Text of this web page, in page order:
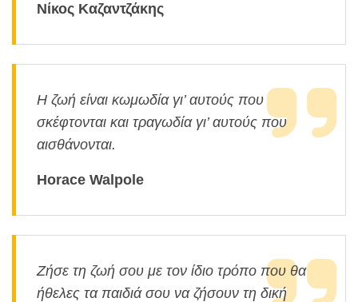
Νίκος Καζαντζάκης
Η ζωή είναι κωμωδία γι’ αυτούς που
σκέφτονται και τραγωδία γι’ αυτούς που
αισθάνονται.
Horace Walpole
Ζήσε τη ζωή σου με τον ίδιο τρόπο που θα
ήθελες τα παιδιά σου να ζήσουν τη δική